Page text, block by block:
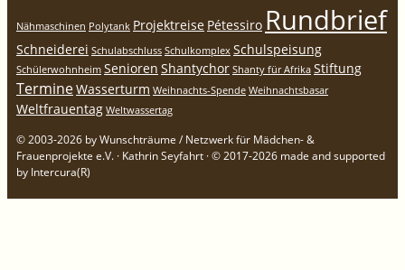
Nähmaschinen Polytank Projektreise Pétessiro Rundbrief
Schneiderei Schulabschluss Schulkomplex Schulspeisung
Schülerwohnheim Senioren Shantychor Shanty für Afrika Stiftung
TermineWasserturm Weihnachts-Spende Weihnachtsbasar
Weltfrauentag Weltwassertag
© 2003-2026 by Wunschträume / Netzwerk für Mädchen- &
Frauenprojekte e.V. · Kathrin Seyfahrt · © 2017-2026 made and supported
by Intercura(R)